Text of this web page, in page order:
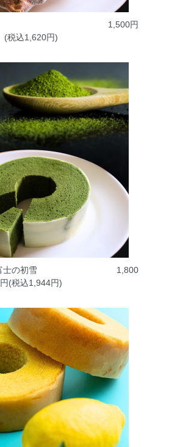
ド
1,500円
(税込1,620円)
富士の初雪
1,800
円(税込1,944円)